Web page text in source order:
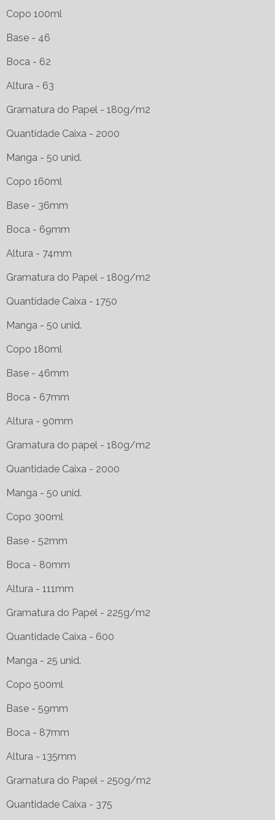
Copo 100ml
Base - 46
Boca - 62
Altura - 63
Gramatura do Papel - 180g/m2
Quantidade Caixa - 2000
Manga - 50 unid.
Copo 160ml
Base - 36mm
Boca - 69mm
Altura - 74mm
Gramatura do Papel - 180g/m2
Quantidade Caixa - 1750
Manga - 50 unid.
Copo 180ml
Base - 46mm
Boca - 67mm
Altura - 90mm
Gramatura do papel - 180g/m2
Quantidade Caixa - 2000
Manga - 50 unid.
Copo 300ml
Base - 52mm
Boca - 80mm
Altura - 111mm
Gramatura do Papel - 225g/m2
Quantidade Caixa - 600
Manga - 25 unid.
Copo 500ml
Base - 59mm
Boca - 87mm
Altura - 135mm
Gramatura do Papel - 250g/m2
Quantidade Caixa - 375